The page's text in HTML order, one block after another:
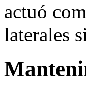
actuó
laterales